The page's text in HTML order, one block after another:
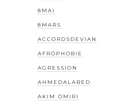
8MAI
8MARS
ACCORDSDEVIAN
AFROPHOBIE
AGRESSION
AHMEDALABED
AKIM OMIRI